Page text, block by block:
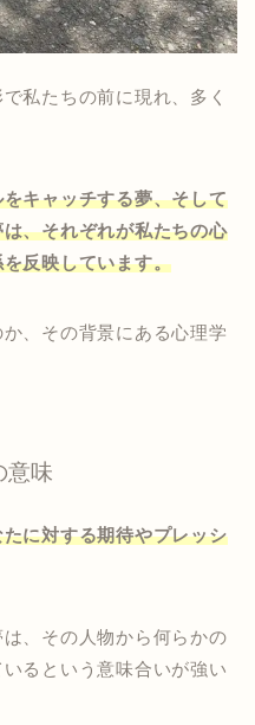
私たちの前に現れ、多く
キャッチする夢、そして
、それぞれが私たちの心
反映しています。
、その背景にある心理学
意味
に対する期待やプレッシ
、その人物から何らかの
るという意味合いが強い